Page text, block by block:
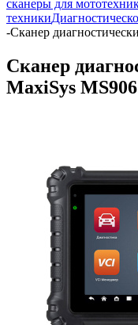
сканеры для
техники
-Сканер
Сканер
MaxiSys